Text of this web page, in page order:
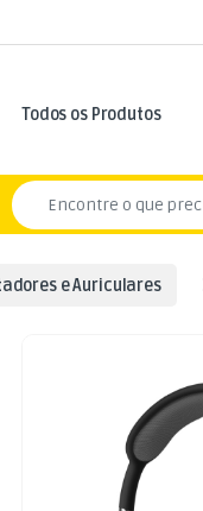
Todos os Produtos
Search for:
e Auriculares